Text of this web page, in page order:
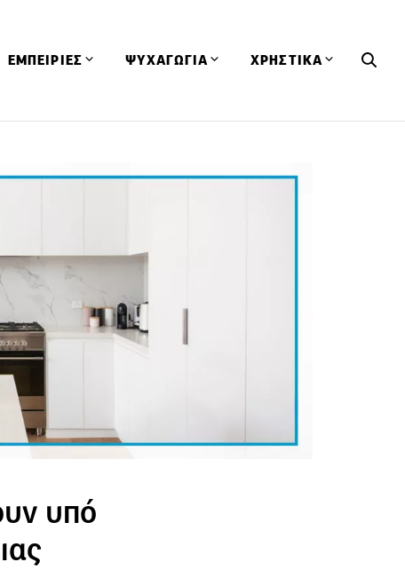
ΕΜΠΕΙΡΙΕΣ
Εστιατόρια
Προϊόντα
ΨΥΧΑΓΩΓΙΑ
Lifestyle
Διαγωνισμοί
ΧΡΗΣΤΙΚΑ
Λεξικό Κουζίνας
ΣΥΝΤΑΓΕΣ ΑΡΘΡΑ
υπό